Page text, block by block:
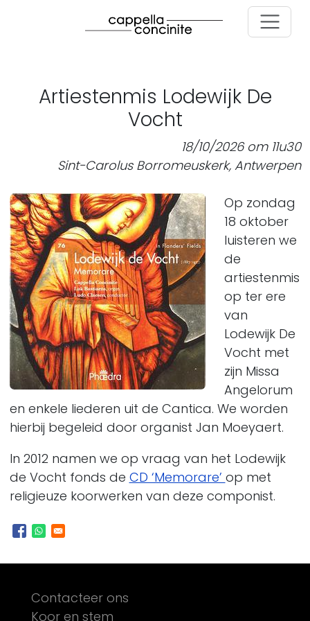
Artiestenmis Lodewijk De
Vocht
18/10/2026 om 11u30
Sint-Carolus Borromeuskerk, Antwerpen
Op zondag
18 oktober
luisteren we
de
artiestenmis
op ter ere
van
Lodewijk De
Vocht met
zijn Missa
Angelorum
en enkele liederen uit de Cantica. We worden
hierbij begeleid door organist Jan Moeyaert.
In 2012 namen we op vraag van het Lodewijk
de Vocht fonds de CD ‘Memorare’ op met
religieuze koorwerken van deze componist.
Footer
Contacteer ons
Koor en stem